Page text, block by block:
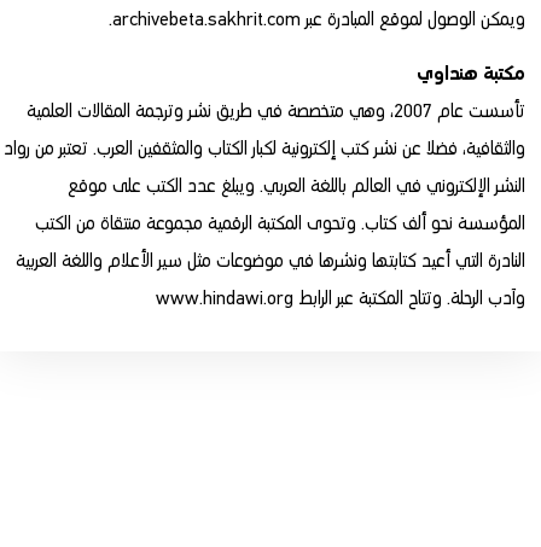
ويمكن الوصول لموقع المبادرة عبر archivebeta.sakhrit.com
.
مكتبة هنداوي
تأسست عام 2007، وهي متخصصة في طريق نشر وترجمة المقالات العلمية
والثقافية، فضلا عن نشر كتب إلكترونية لكبار الكتاب والمثقفين العرب. تعتبر من رواد
النشر الإلكتروني في العالم باللغة العربي. ويبلغ عدد الكتب على موقع
المؤسسة نحو ألف كتاب. وتحوى المكتبة الرقمية مجموعة منتقاة من الكتب
النادرة التي أعيد كتابتها ونشرها في موضوعات مثل سير الأعلام واللغة العربية
وآدب الرحلة. وتتاح المكتبة عبر الرابط www.hindawi.org